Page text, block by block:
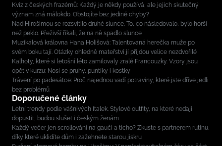
Kvíz z českých frazémů: Každý je někdy používá, ale jejich skutečný
význam zná málokdo. Obstojíte bez jediné chyby?
Nad Hirošimou se rozsvítilo druhé slunce. To, co následovalo, bylo horší
než peklo. Přeživší říkali, že na ně spadlo slunce
Muzikálová královna Hana Holišová: Talentovaná herečka muže po
svém boku tají. Otázky ohledně mateřství jí přijdou velice nezdvořilé
Kalhoty, které si letošní léto zamilovaly zralé Francouzky. Vzory jsou
opět v kurzu: Nosí se pruhy, puntíky i kostky
Trávení po padesátce: Proč najednou vadí potraviny, které jste dříve jedli
bez problémů
Doporučené články
Letní trendy podle vášnivých Italek. Stylové outfity, na které nedají
dopustit, budou slušet i českým ženám
Každý večer jen scrollování na gauči a ticho? Zkuste s partnerem rutinu,
díky které uklidíte dům i zažehnete starou jiskru